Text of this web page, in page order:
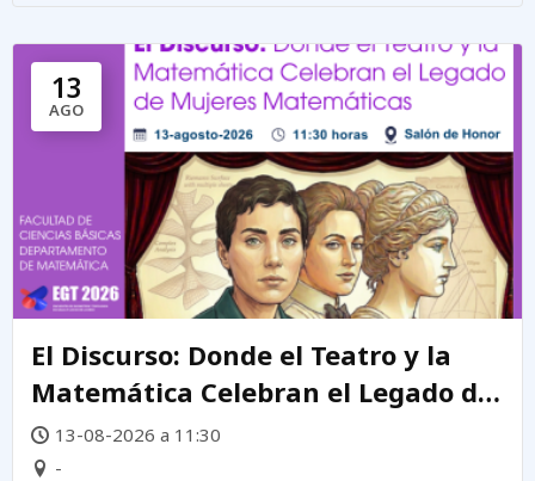
13
AGO
El Discurso: Donde el Teatro y la
Matemática Celebran el Legado de
mujeres matemáticas
13-08-2026 a 11:30
-